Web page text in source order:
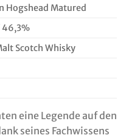
Hogshead Matured
46,3%
Scotch Whisky
eine Legende auf den
seines Fachwissens